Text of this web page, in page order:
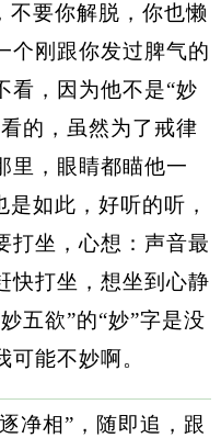
不要你解脱，你也懒
个刚跟你发过脾气的
看，因为他不是“妙
的，虽然为了戒律
里，眼睛都瞄他一
如此，好听的听，
打坐，心想：声音最
快打坐，想坐到心静
五欲”的“妙”字是没
能不妙啊。
净相”，随即追，跟